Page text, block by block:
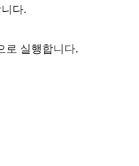
다.
실행합니다.